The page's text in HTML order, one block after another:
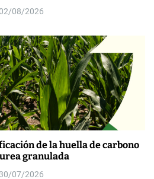
02/08/2026
de la huella de carbono
granulada
30/07/2026